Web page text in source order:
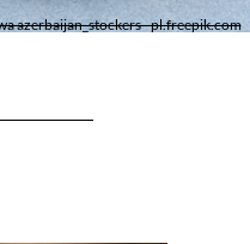
azerbaijan_stockers - pl.freepik.com